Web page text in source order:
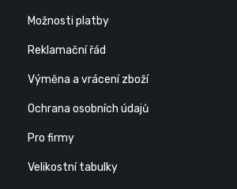
Možnosti platby
Reklamační řád
Výměna a vrácení zboží
Ochrana osobních údajů
Pro firmy
Velikostní tabulky